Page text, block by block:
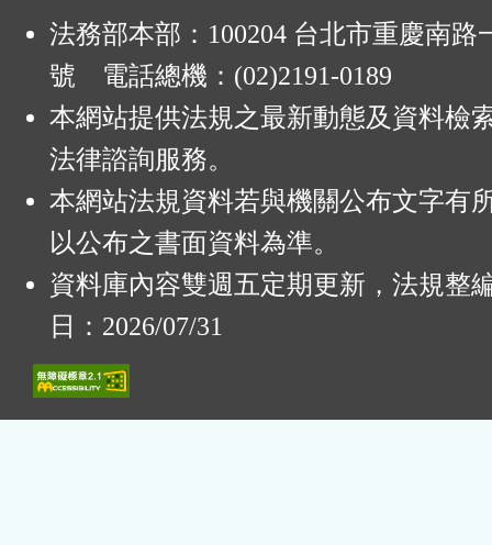
法務部本部：100204 台北市重慶南路
號 電話總機：(02)2191-0189
本網站提供法規之最新動態及資料檢
法律諮詢服務。
本網站法規資料若與機關公布文字有
以公布之書面資料為準。
資料庫內容雙週五定期更新，法規整
日：2026/07/31